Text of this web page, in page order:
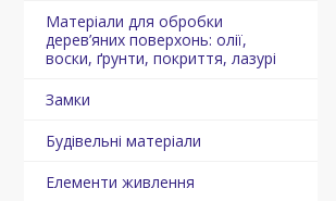
Матеріали для обробки
дерев’яних поверхонь: олії,
воски, ґрунти, покриття, лазурі
Замки
Будівельні матеріали
Елементи живлення